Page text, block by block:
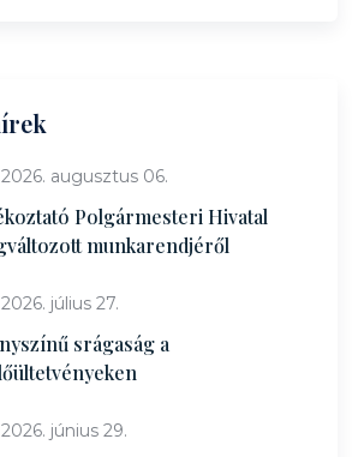
2026. augusztus 06.
Polgármesteri Hivatal
munkarendjéről
2026. július 27.
srágaság a
2026. június 29.